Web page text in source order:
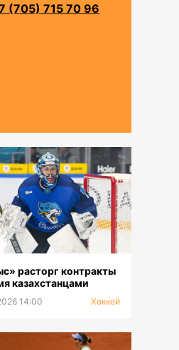
(705) 715 70 96
расторг контракты
казахстанцами
14:00 Хоккей